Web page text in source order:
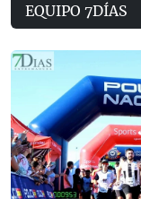
EQUIPO 7DÍAS